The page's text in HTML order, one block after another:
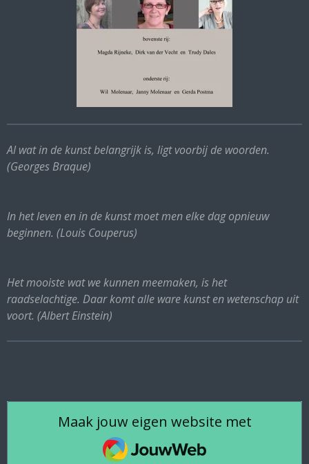
Al wat in de kunst belangrijk is, ligt voorbij de woorden.
(Georges Braque)
In het leven en in de kunst moet men elke dag opnieuw
beginnen. (Louis Couperus)
Het mooiste wat we kunnen meemaken, is het
raadselachtige. Daar komt alle ware kunst en wetenschap uit
voort. (Albert Einstein)
Maak jouw eigen website met
JouwWeb